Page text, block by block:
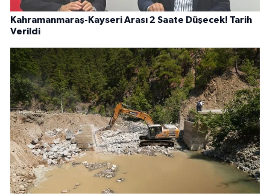
Kahramanmaraş-Kayseri Arası 2 Saate Düşecek! Tarih
Verildi